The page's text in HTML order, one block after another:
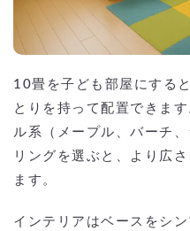
10畳を子ども部屋にする
とりを持って配置できま
ル系（メープル、バーチ
リングを選ぶと、より広
ます。
インテリアはベースをシ